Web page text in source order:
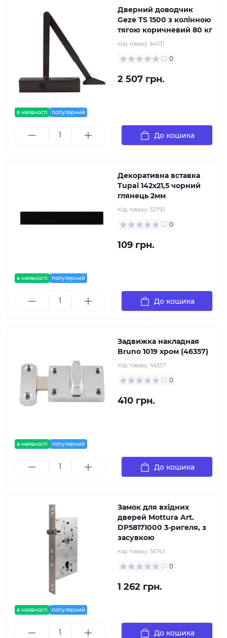
в наявності популярний
Дверний доводчик
Geze TS 1500 з колінною
тягою коричневий 80 кг
Код товару: 64531
0
2 507 грн.
До кошика
в наявності популярний
Декоративна вставка
Tupai 142x21,5 чорний
глянець 2мм
Код товару: 52793
0
109 грн.
До кошика
в наявності популярний
Задвижка накладная
Bruno 1019 хром (46357)
Код товару: 46357
0
410 грн.
До кошика
в наявності популярний
Замок для вхідних
дверей Mottura Art.
DP58171000 3-ригеля, з
засувкою
Код товару: 56743
0
1 262 грн.
До кошика